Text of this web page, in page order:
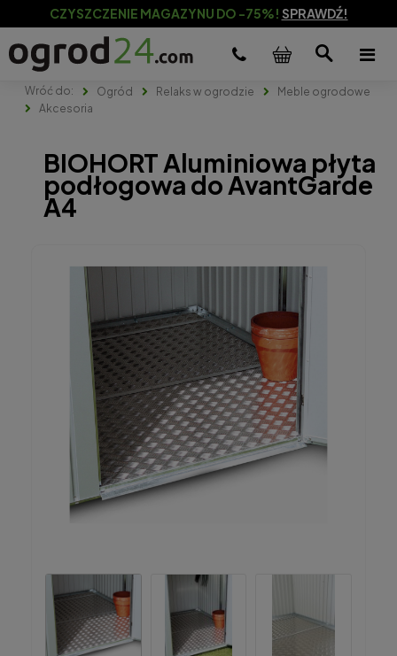
CZYSZCZENIE MAGAZYNU DO -75%! SPRAWDŹ!
Ogród Relaks w ogrodzie
Meble ogrodowe
Akcesoria
BIOHORT Aluminiowa płyta
podłogowa do AvantGarde
A4